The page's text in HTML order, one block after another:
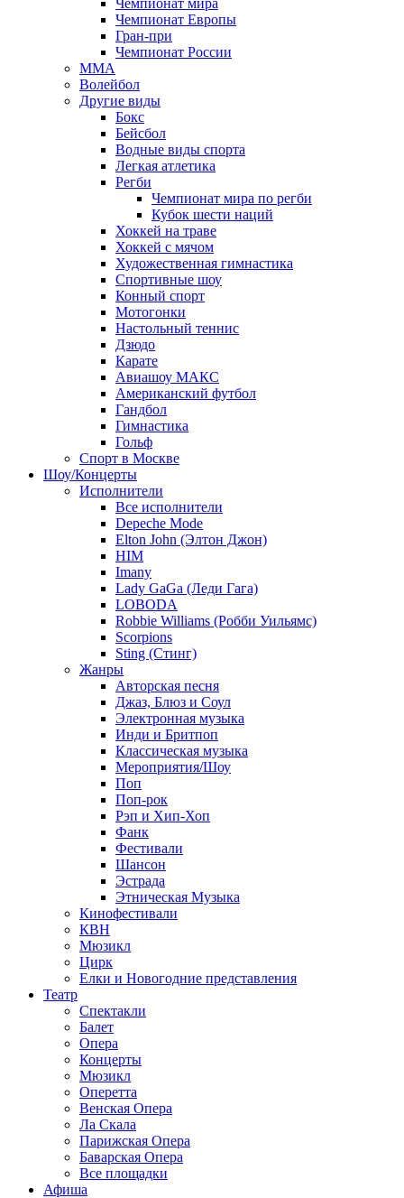
Чемпионат мира
Чемпионат Европы
Гран-при
Чемпионат России
MMA
Волейбол
Другие виды
Бокс
Бейсбол
Водные виды спорта
Легкая атлетика
Регби
Чемпионат мира по регби
Кубок шести наций
Хоккей на траве
Хоккей с мячом
Художественная гимнастика
Спортивные шоу
Конный спорт
Мотогонки
Настольный теннис
Дзюдо
Карате
Авиашоу МАКС
Американский футбол
Гандбол
Гимнастика
Гольф
Спорт в Москве
Шоу/Концерты
Исполнители
Все исполнители
Depeche Mode
Elton John (Элтон Джон)
HIM
Imany
Lady GaGa (Леди Гага)
LOBODA
Robbie Williams (Робби Уильямс)
Scorpions
Sting (Стинг)
Жанры
Авторская песня
Джаз, Блюз и Соул
Электронная музыка
Инди и Бритпоп
Классическая музыка
Мероприятия/Шоу
Поп
Поп-рок
Рэп и Хип-Хоп
Фанк
Фестивали
Шансон
Эстрада
Этническая Музыка
Кинофестивали
КВН
Мюзикл
Цирк
Елки и Новогодние представления
Театр
Спектакли
Балет
Опера
Концерты
Мюзикл
Оперетта
Венская Опера
Ла Скала
Парижская Опера
Баварская Опера
Все площадки
Афиша